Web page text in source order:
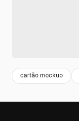
cartão mockup